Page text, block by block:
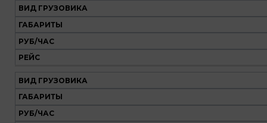
ВИД ГРУЗОВИКА
ГАБАРИТЫ
РУБ/ЧАС
РЕЙС
ВИД ГРУЗОВИКА
ГАБАРИТЫ
РУБ/ЧАС